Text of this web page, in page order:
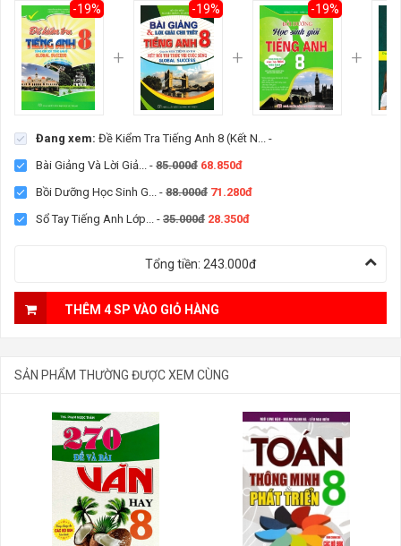
-19% -19% -19%
Đang xem: Đề Kiểm Tra Tiếng Anh 8 (Kết N... -
Bài Giảng Và Lời Giả... - 85.000đ 68.850đ
Bồi Dưỡng Học Sinh G... - 88.000đ 71.280đ
Sổ Tay Tiếng Anh Lớp... - 35.000đ 28.350đ
Tổng tiền: 243.000đ
THÊM 4 SP VÀO GIỎ HÀNG
SẢN PHẨM THƯỜNG ĐƯỢC XEM CÙNG